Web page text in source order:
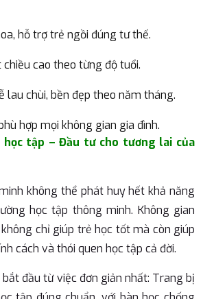
hỗ trợ trẻ ngồi đúng tư thế.
cao theo từng độ tuổi.
lau chùi, bền đẹp theo năm tháng.
hợp mọi không gian gia đình.
tập – Đầu tư cho tương lai của
không thể phát huy hết khả năng
học tập thông minh. Không gian
chỉ giúp trẻ học tốt mà còn giúp
cách và thói quen học tập cả đời.
đầu từ việc đơn giản nhất: Trang bị